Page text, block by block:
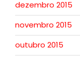
dezembro 2015
novembro 2015
outubro 2015